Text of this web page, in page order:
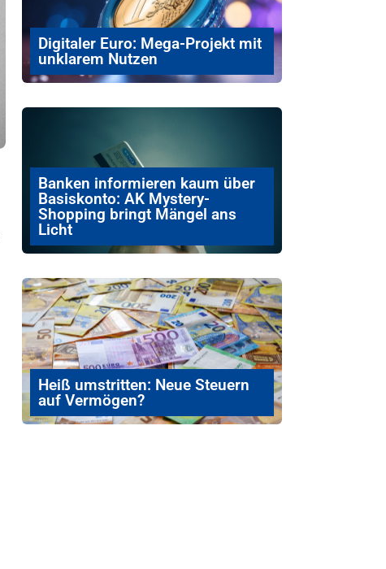
Digitaler Euro: Mega-Projekt mit
unklarem Nutzen
Banken informieren kaum über
Basiskonto: AK Mystery-
Shopping bringt Mängel ans
Licht
Heiß umstritten: Neue Steuern
auf Vermögen?